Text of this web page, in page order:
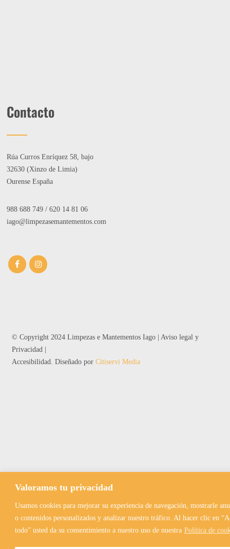
Valoramos tu privacidad
Usamos cookies para mejorar su experiencia de navegación, mostrarle
o contenidos personalizados y analizar nuestro tráfico. Al hacer clic en
todo” usted da su consentimiento a nuestro uso de nuestra Política de
Contacto
Rúa Curros Enríquez 58, bajo
32630 (Xinzo de Limia)
Ourense España
988 688 749 /620 14 81 06
iago@limpezasemantementos.com
© Copyright 2024 Limpezas e Mantementos Iago |Aviso legal y
Privacidad
Accesibilidad. Diseñado porCitiservi Media